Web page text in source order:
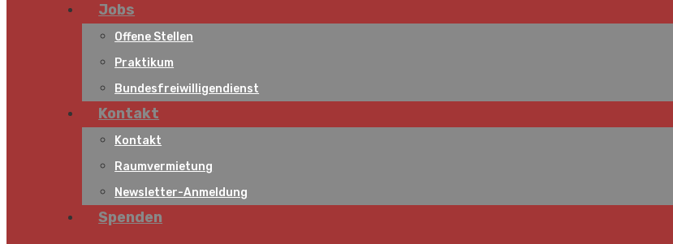
Jobs
Offene Stellen
Praktikum
Bundesfreiwilligendienst
Kontakt
Kontakt
Raumvermietung
Newsletter-Anmeldung
Spenden